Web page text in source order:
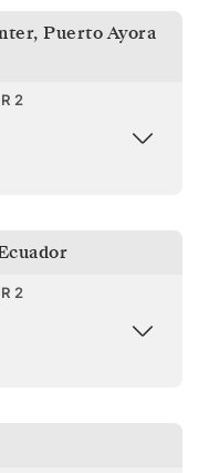
Puerto Ayora
2
2